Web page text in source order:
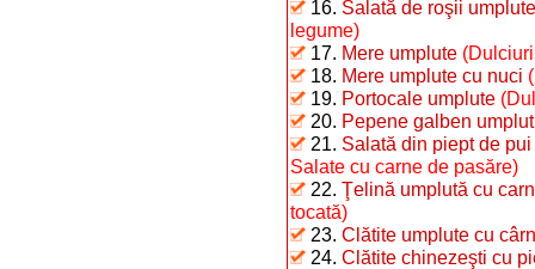
16. Salată de roşii
legume)
17. Mere umplute
18. Mere umplute cu nuci
19. Portocale umplute
20. Pepene galben
21. Salată din piept de
Salate cu carne de pasăre)
22. Ţelină umplută cu
tocată)
23. Clătite umplute cu
24. Clătite chinezeşti cu